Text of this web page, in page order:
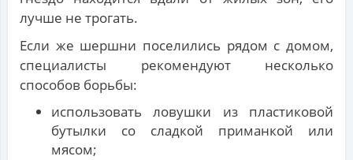
лучше не трогать.
Если же шершни поселились рядом с домом,
специалисты рекомендуют несколько
способов борьбы:
использовать ловушки из пластиковой
бутылки со сладкой приманкой или
мясом;